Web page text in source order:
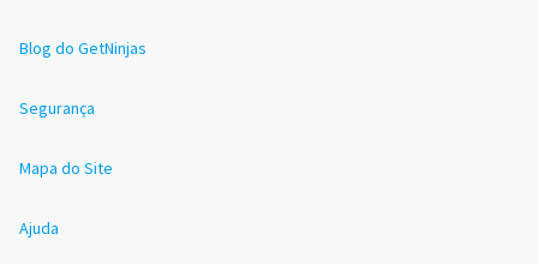
Blog do GetNinjas
Segurança
Mapa do Site
Ajuda